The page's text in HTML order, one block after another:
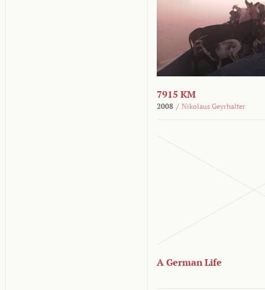
7915 KM
2008 / Nikolaus Geyrhalter
A German Life